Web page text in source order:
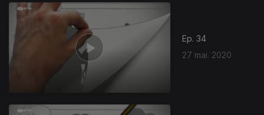
Ep. 34
27 mai. 2020